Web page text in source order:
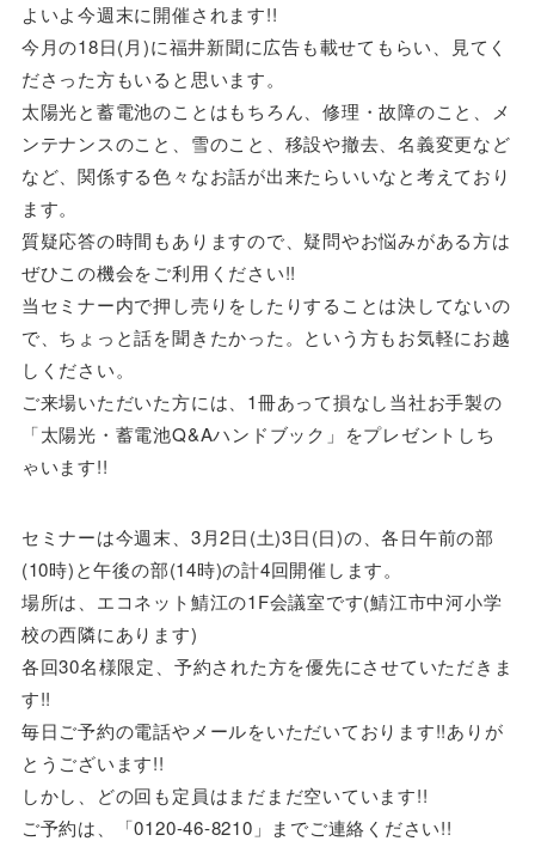
よいよ今週末に開催されます!!
今月の18日(月)に福井新聞に広告も載せてもらい、見てく
ださった方もいると思います。
太陽光と蓄電池のことはもちろん、修理・故障のこと、メ
ンテナンスのこと、雪のこと、移設や撤去、名義変更など
など、関係する色々なお話が出来たらいいなと考えており
ます。
質疑応答の時間もありますので、疑問やお悩みがある方は
ぜひこの機会をご利用ください!!
当セミナー内で押し売りをしたりすることは決してないの
で、ちょっと話を聞きたかった。という方もお気軽にお越
しください。
ご来場いただいた方には、1冊あって損なし当社お手製の
「太陽光・蓄電池Q&Aハンドブック」をプレゼントしち
ゃいます!!
セミナーは今週末、3月2日(土)3日(日)の、各日午前の部
(10時)と午後の部(14時)の計4回開催します。
場所は、エコネット鯖江の1F会議室です(鯖江市中河小学
校の西隣にあります)
各回30名様限定、予約された方を優先にさせていただきま
す!!
毎日ご予約の電話やメールをいただいております!!ありが
とうございます!!
しかし、どの回も定員はまだまだ空いています!!
ご予約は、「0120-46-8210」までご連絡ください!!